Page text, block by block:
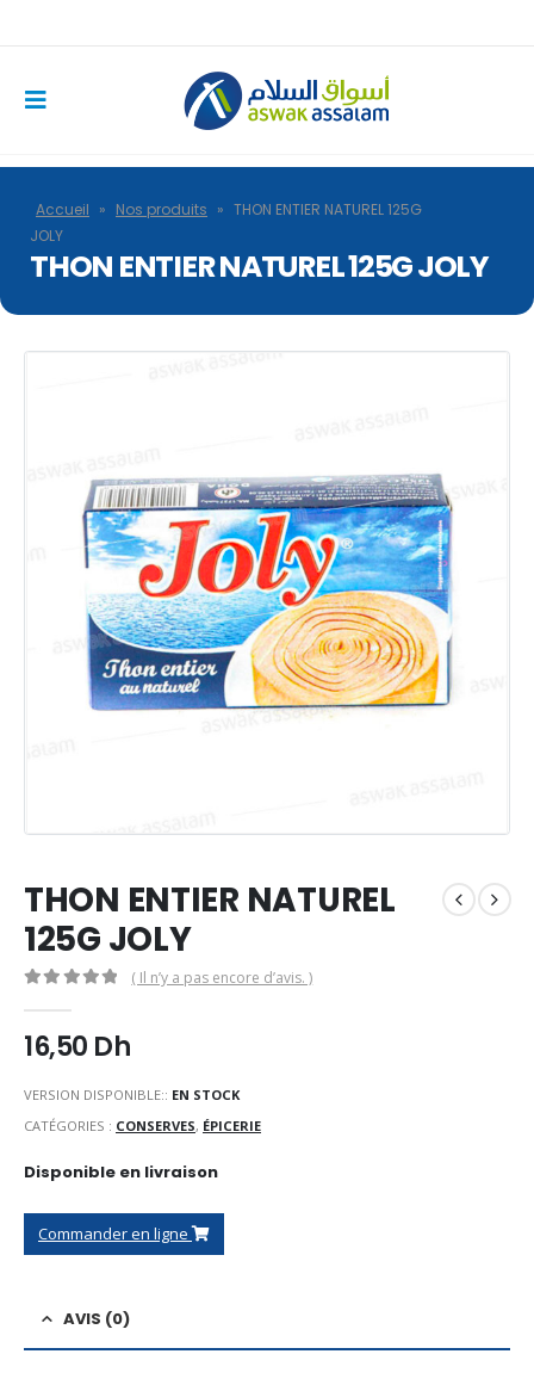
Accueil » Nos produits » THON ENTIER NATUREL 125G
JOLY
THON ENTIER NATUREL 125G JOLY
THON ENTIER NATUREL
125G JOLY
( Il n’y a pas encore d’avis. )
16,50 Dh
VERSION DISPONIBLE:: EN STOCK
CATÉGORIES : CONSERVES, ÉPICERIE
Disponible en livraison
Commander en ligne
AVIS (0)